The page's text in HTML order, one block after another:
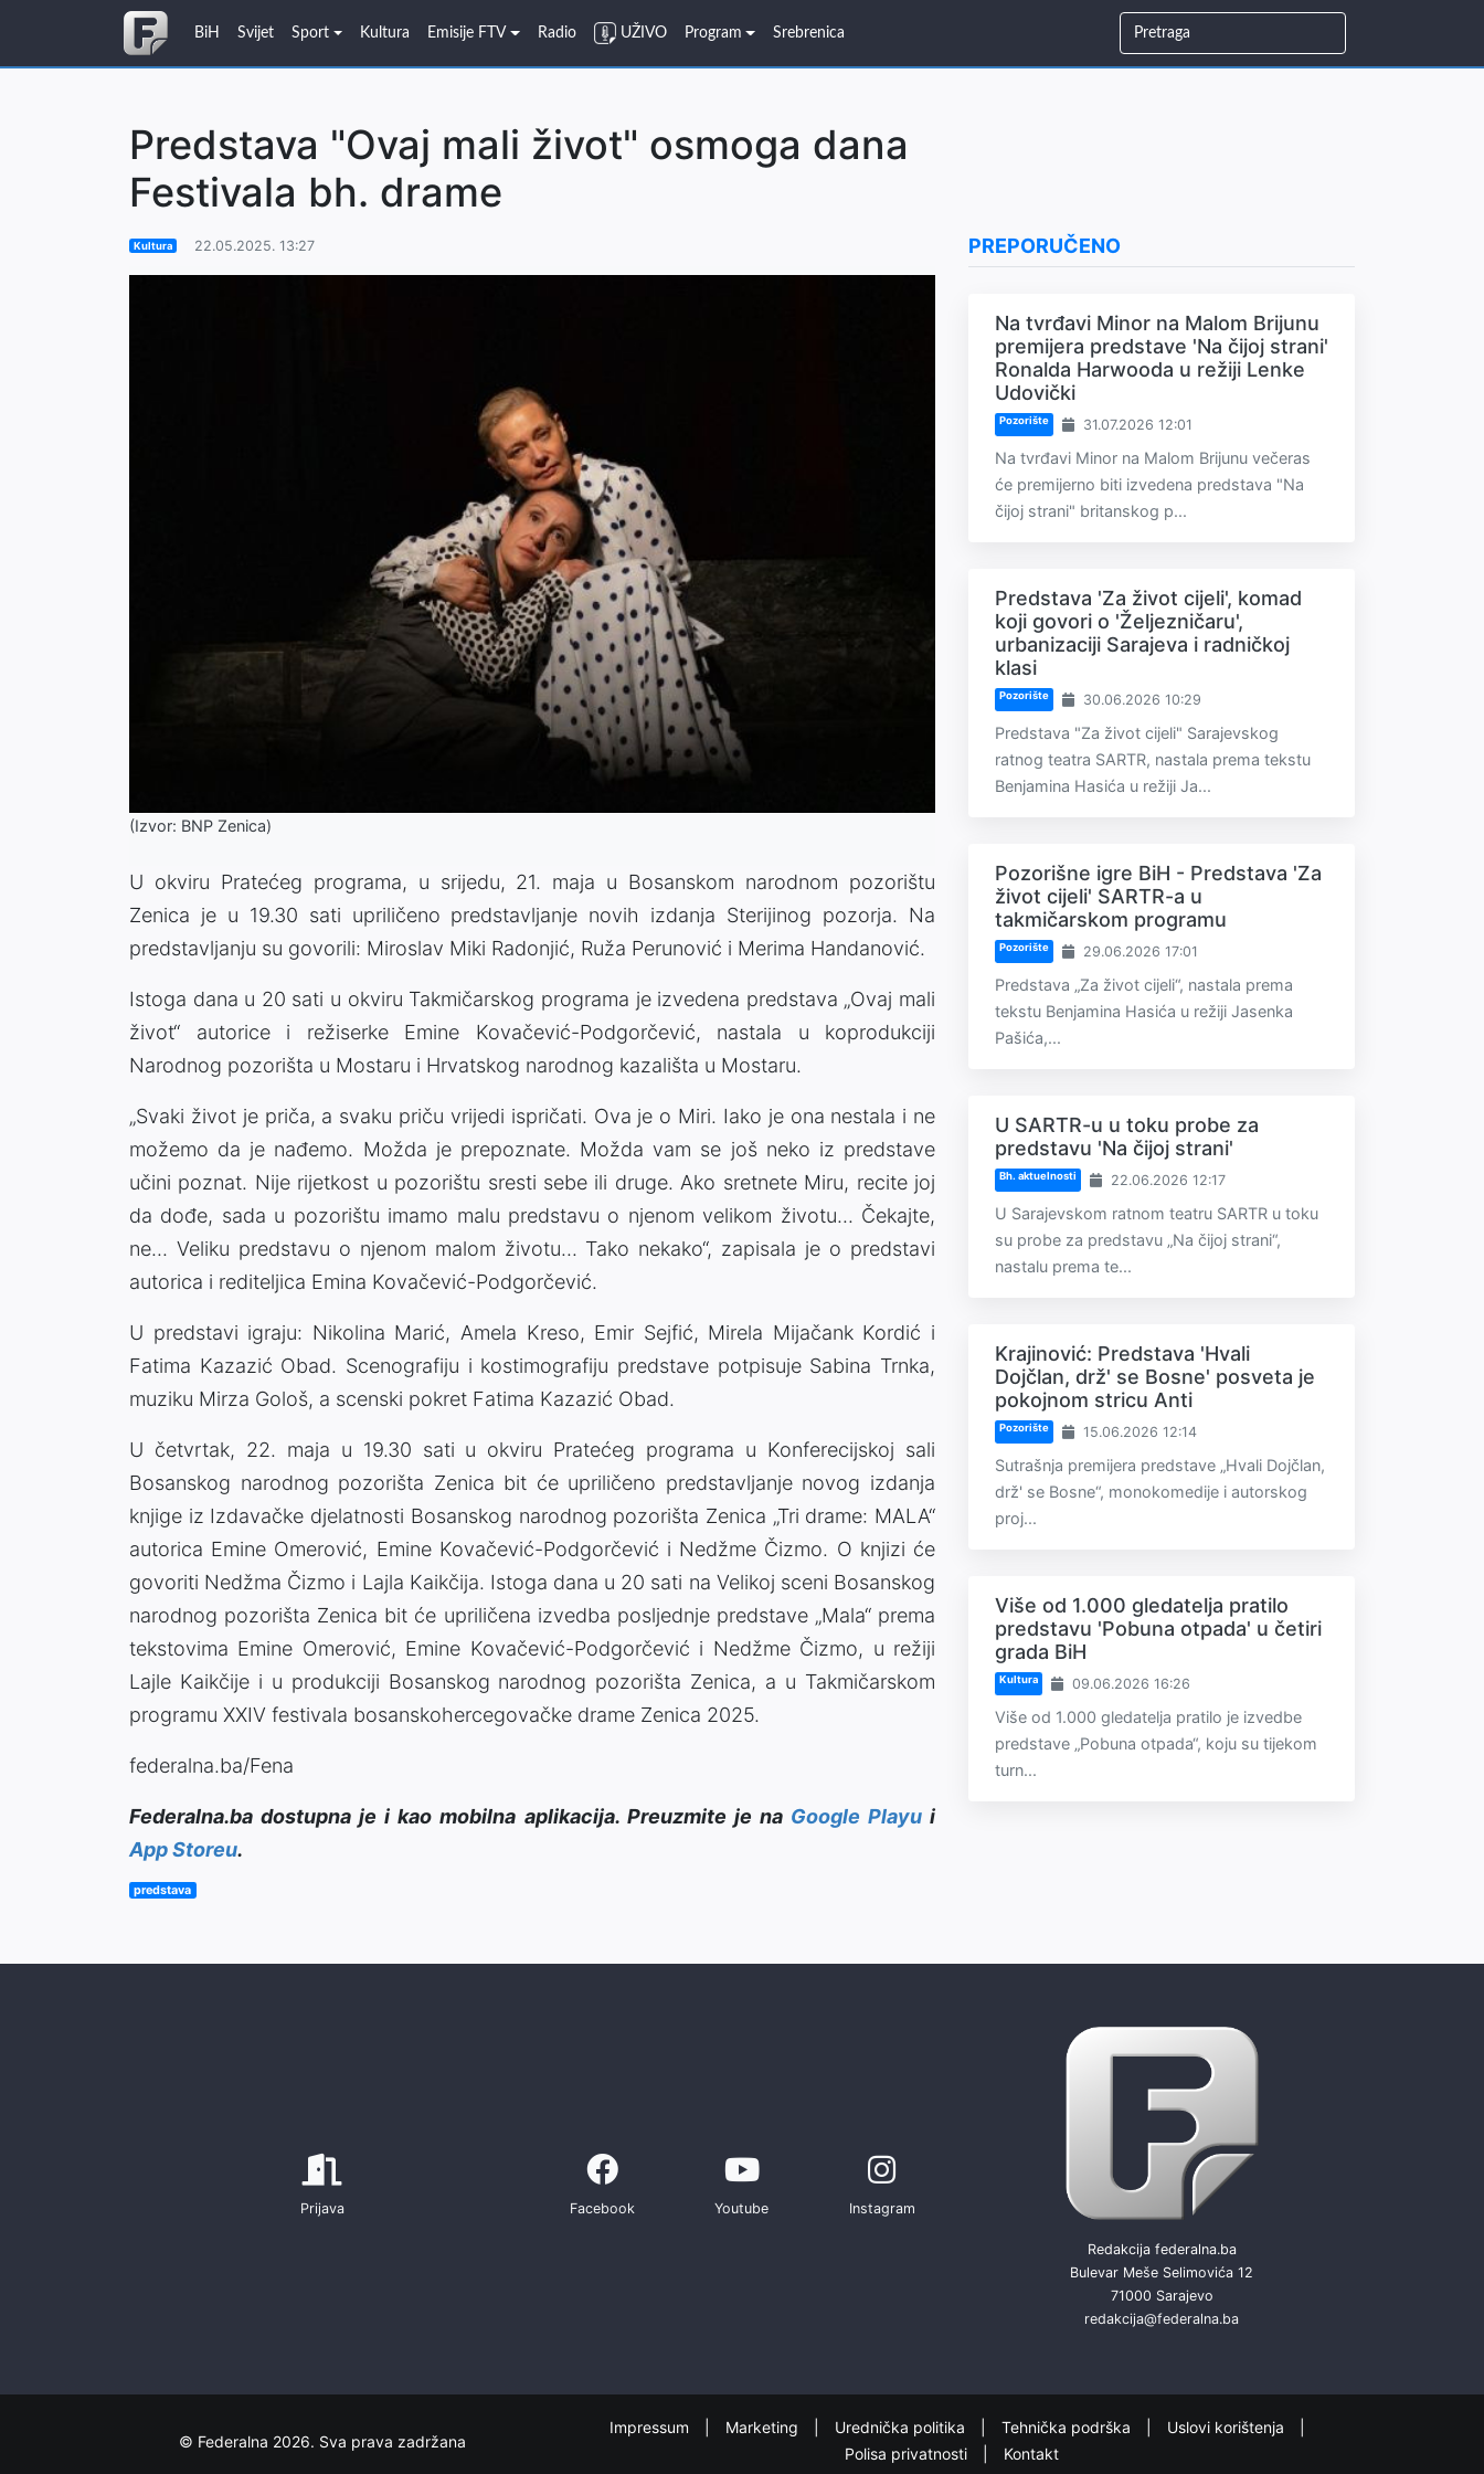
BiH Svijet Sport Kultura Emisije FTV Radio UŽIVO Program Srebrenica
Predstava "Ovaj mali život" osmoga dana
Festivala bh. drame
Kultura 22.05.2025. 13:27
(Izvor: BNP Zenica)
U okviru Pratećeg programa, u srijedu, 21. maja u Bosanskom narodnom pozorištu
Zenica je u 19.30 sati upriličeno predstavljanje novih izdanja Sterijinog pozorja. Na
predstavljanju su govorili: Miroslav Miki Radonjić, Ruža Perunović i Merima Handanović.
Istoga dana u 20 sati u okviru Takmičarskog programa je izvedena predstava „Ovaj mali
život“ autorice i režiserke Emine Kovačević-Podgorčević, nastala u koprodukciji
Narodnog pozorišta u Mostaru i Hrvatskog narodnog kazališta u Mostaru.
„Svaki život je priča, a svaku priču vrijedi ispričati. Ova je o Miri. Iako je ona nestala i ne
možemo da je nađemo. Možda je prepoznate. Možda vam se još neko iz predstave
učini poznat. Nije rijetkost u pozorištu sresti sebe ili druge. Ako sretnete Miru, recite joj
da dođe, sada u pozorištu imamo malu predstavu o njenom velikom životu... Čekajte,
ne... Veliku predstavu o njenom malom životu... Tako nekako“, zapisala je o predstavi
autorica i rediteljica Emina Kovačević-Podgorčević.
U predstavi igraju: Nikolina Marić, Amela Kreso, Emir Sejfić, Mirela Mijačank Kordić i
Fatima Kazazić Obad. Scenografiju i kostimografiju predstave potpisuje Sabina Trnka,
muziku Mirza Gološ, a scenski pokret Fatima Kazazić Obad.
U četvrtak, 22. maja u 19.30 sati u okviru Pratećeg programa u Konferecijskoj sali
Bosanskog narodnog pozorišta Zenica bit će upriličeno predstavljanje novog izdanja
knjige iz Izdavačke djelatnosti Bosanskog narodnog pozorišta Zenica „Tri drame: MALA“
autorica Emine Omerović, Emine Kovačević-Podgorčević i Nedžme Čizmo. O knjizi će
govoriti Nedžma Čizmo i Lajla Kaikčija. Istoga dana u 20 sati na Velikoj sceni Bosanskog
narodnog pozorišta Zenica bit će upriličena izvedba posljednje predstave „Mala“ prema
tekstovima Emine Omerović, Emine Kovačević-Podgorčević i Nedžme Čizmo, u režiji
Lajle Kaikčije i u produkciji Bosanskog narodnog pozorišta Zenica, a u Takmičarskom
programu XXIV festivala bosanskohercegovačke drame Zenica 2025.
federalna.ba/Fena
Federalna.ba dostupna je i kao mobilna aplikacija. Preuzmite je na Google Playui
App Storeu.
predstava
PREPORUČENO
Na tvrđavi Minor na Malom Brijunu
premijera predstave 'Na čijoj strani'
Ronalda Harwooda u režiji Lenke
Udovički
Pozorište 31.07.2026 12:01
Na tvrđavi Minor na Malom Brijunu večeras
će premijerno biti izvedena predstava "Na
čijoj strani" britanskog p...
Predstava 'Za život cijeli', komad
koji govori o 'Željezničaru',
urbanizaciji Sarajeva i radničkoj
klasi
Pozorište 30.06.2026 10:29
Predstava "Za život cijeli" Sarajevskog
ratnog teatra SARTR, nastala prema tekstu
Benjamina Hasića u režiji Ja...
Pozorišne igre BiH - Predstava 'Za
život cijeli' SARTR-a u
takmičarskom programu
Pozorište 29.06.2026 17:01
Predstava „Za život cijeli“, nastala prema
tekstu Benjamina Hasića u režiji Jasenka
Pašića,...
U SARTR-u u toku probe za
predstavu 'Na čijoj strani'
Bh. aktuelnosti 22.06.2026 12:17
U Sarajevskom ratnom teatru SARTR u toku
su probe za predstavu „Na čijoj strani“,
nastalu prema te...
Krajinović: Predstava 'Hvali
Dojčlan, drž' se Bosne' posveta je
pokojnom stricu Anti
Pozorište 15.06.2026 12:14
Sutrašnja premijera predstave „Hvali Dojčlan,
drž' se Bosne“, monokomedije i autorskog
proj...
Više od 1.000 gledatelja pratilo
predstavu 'Pobuna otpada' u četiri
grada BiH
Kultura 09.06.2026 16:26
Više od 1.000 gledatelja pratilo je izvedbe
predstave „Pobuna otpada“, koju su tijekom
turn...
Prijava Facebook Youtube Instagram
Redakcija federalna.ba
Bulevar Meše Selimovića 12
71000 Sarajevo
redakcija@federalna.ba
© Federalna 2026. Sva prava zadržana
Impressum Marketing Urednička politika Tehnička podrška
Uslovi korištenja
Polisa privatnosti
Kontakt